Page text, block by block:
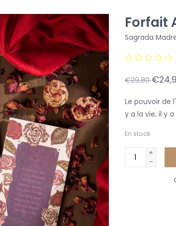
Forfait
Sagrada
€29,80
Le pouvoir de
y a la vie, il y
En stock
+
-